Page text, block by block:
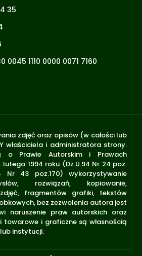
35
0045 1110 0000 0071 7160
zdjęć oraz opisów (w całości lub
właściciela i administratora strony.
o Prawie Autorskim i Prawach
1994 roku (Dz.U.94 Nr 24 poz.
Nr 43 poz.170) wykorzystywanie
rozwiązań, kopiowanie,
zdjęć, fragmentów grafiki, tekstów
bez zezwolenia autora jest
naruszenie praw autorskich oraz
towarowe i graficzne są własnością
instytucji.